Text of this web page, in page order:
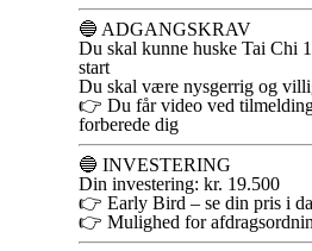
🔵 ADGANGSKRAV
Du skal kunne huske Tai Chi
start
Du skal være nysgerrig og
👉 Du får video ved
forberede dig
🔵 INVESTERING
Din investering: kr. 19.500
👉 Early Bird – se din pris i
👉 Mulighed for